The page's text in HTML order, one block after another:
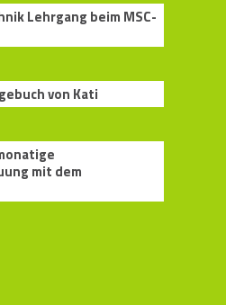
Lehrgang beim MSC-
von Kati
mit dem